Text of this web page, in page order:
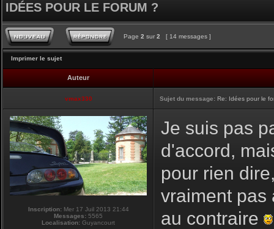
IDÉES POUR LE FORUM ?
Page 2 sur 2 [ 14 messages ]
Imprimer le sujet
Auteur
vmax330 Sujet du message: Re: Idées pour le
Inscription:Mer 17 Juil 2013 21:44
Messages: 5565
Localisation: Guyancourt
Je suis pas
d'accord,
pour rien
vraiment pas
au contraire